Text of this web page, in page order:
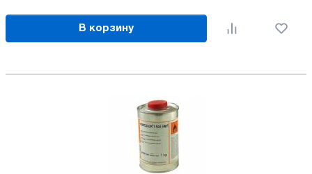
В корзину